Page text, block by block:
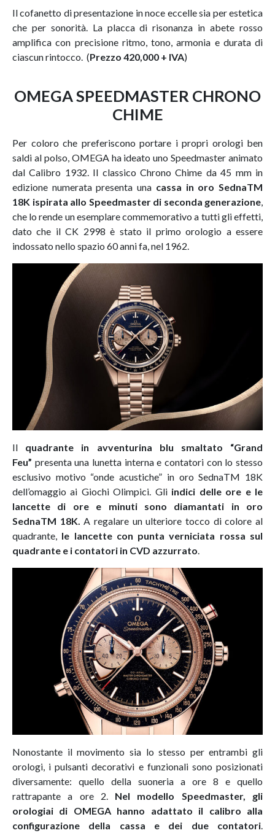
Il cofanetto di presentazione in noce eccelle sia per estetica
che per sonorità. La placca di risonanza in abete rosso
amplifica con precisione ritmo, tono, armonia e durata di
ciascun rintocco. (Prezzo 420,000 + IVA)
OMEGA SPEEDMASTER CHRONO
CHIME
Per coloro che preferiscono portare i propri orologi ben
saldi al polso, OMEGA ha ideato uno Speedmaster animato
dal Calibro 1932. Il classico Chrono Chime da 45 mm in
edizione numerata presenta una cassa in oro SednaTM
18K ispirata allo Speedmaster di seconda generazione
che lo rende un esemplare commemorativo a tutti gli effetti,
dato che il CK 2998 è stato il primo orologio a essere
indossato nello spazio 60 anni fa, nel 1962.
Il quadrante in avventurina blu smaltato “Grand
Feu” presenta una lunetta interna e contatori con lo stesso
esclusivo motivo “onde acustiche” in oro SednaTM 18K
dell’omaggio ai Giochi Olimpici. Gli indici delle ore e le
lancette di ore e minuti sono diamantati in oro
SednaTM 18K. A regalare un ulteriore tocco di colore al
quadrante, le lancette con punta verniciata rossa sul
quadrante e i contatori in CVD azzurrato
Nonostante il movimento sia lo stesso per entrambi gli
orologi, i pulsanti decorativi e funzionali sono posizionati
diversamente: quello della suoneria a ore 8 e quello
rattrapante a ore 2. Nel modello Speedmaster, gli
orologiai di OMEGA hanno adattato il calibro alla
configurazione della cassa e dei due contatori